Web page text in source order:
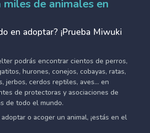
miles de animales en
en adoptar? ¡Prueba Miwuki
podrás encontrar cientos de perros,
hurones, conejos, cobayas, ratas,
jerbos, cerdos reptiles, aves... en
de protectoras y asociaciones de
de todo el mundo.
o acoger un animal, ¡estás en el